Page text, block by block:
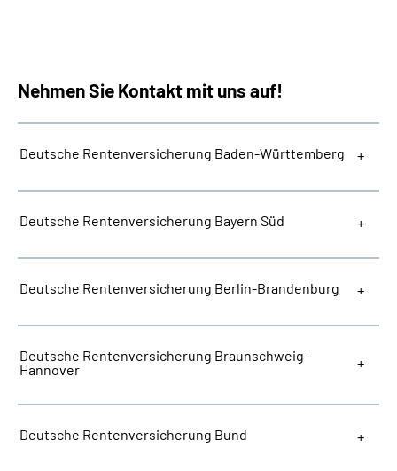
Nehmen Sie Kontakt mit uns auf!
Deutsche Rentenversicherung Baden-Württemberg
Deutsche Rentenversicherung Bayern Süd
Deutsche Rentenversicherung Berlin-Brandenburg
Deutsche Rentenversicherung Braunschweig-
Hannover
Deutsche Rentenversicherung Bund